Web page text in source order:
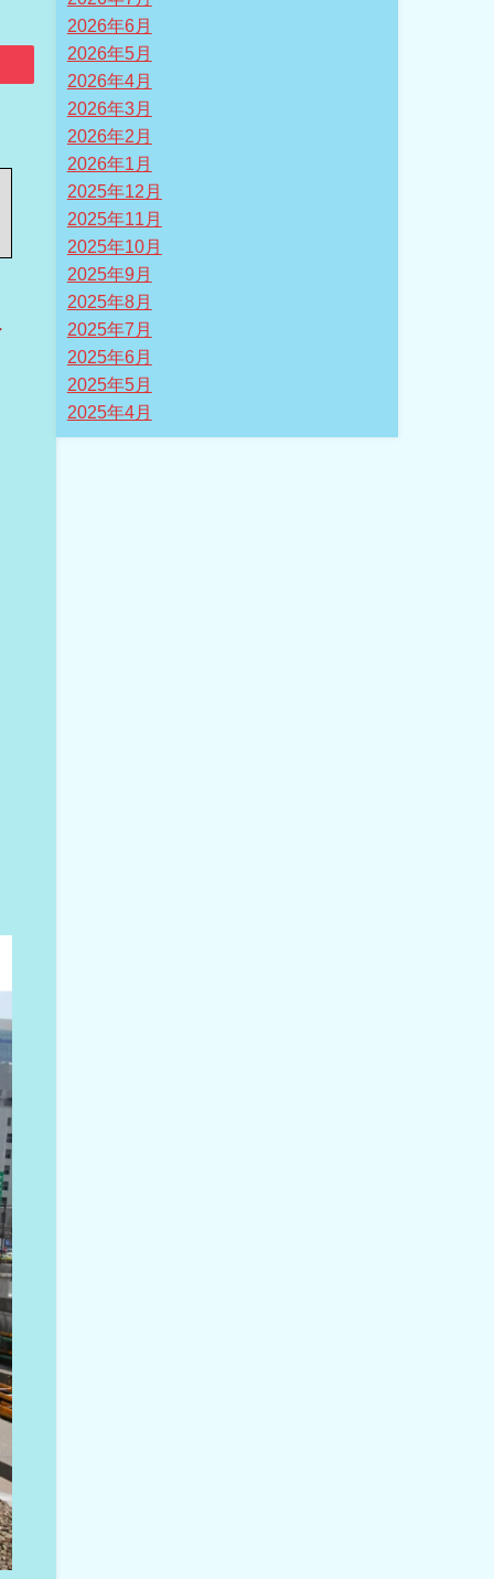
2026年6月
2026年5月
2026年4月
2026年3月
2026年2月
2026年1月
2025年12月
2025年11月
2025年10月
2025年9月
2025年8月
2025年7月
2025年6月
2025年5月
2025年4月